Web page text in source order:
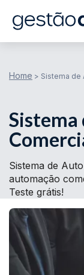
Home > Sistema de
Sistema
Sistema de
automação
Teste grátis!